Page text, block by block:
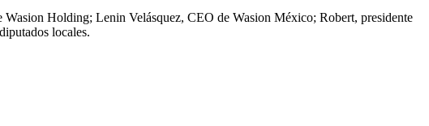
Holding; Lenin Velásquez, CEO de Wasion México; Robert, presidente
locales.